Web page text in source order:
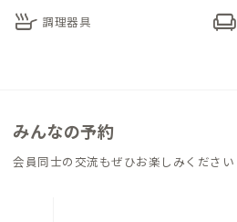
skillet 調理器具 chair
みんなの予約
会員同士の交流もぜひお楽しみください